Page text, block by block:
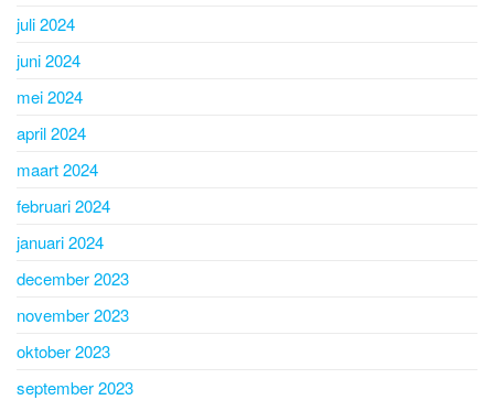
juli 2024
juni 2024
mei 2024
april 2024
maart 2024
februari 2024
januari 2024
december 2023
november 2023
oktober 2023
september 2023